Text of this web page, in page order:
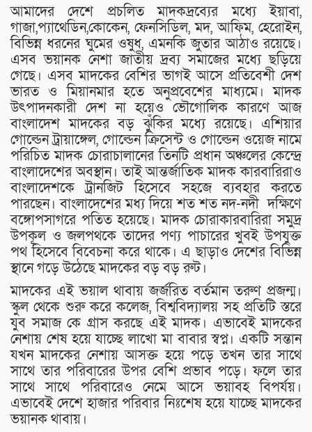
আমাদের দেশে প্রচলিত মাদকদ্রব্যের মধ্যে ইয়াবা,
গাজা,প্যাথেডিন,কোকেন, ফেনসিডিল, মদ, আফিম, হেরোইন,
বিভিন্ন ধরনের ঘুমের ওষুধ, এমনকি জুতার আঠাও রয়েছে।
এসব ভয়ানক নেশা জাতীয় দ্রব্য সমাজের মধ্যে ছড়িয়ে
গেছে। এসব মাদকের বেশির ভাগই আসে প্রতিবেশী দেশ
ভারত ও মিয়ানমার হতে অনুপ্রবেশের মাধ্যমে। মাদক
উৎপাদনকারী দেশ না হয়েও ভৌগোলিক কারণে আজ
বাংলাদেশ মাদকের বড় ঝুঁকির মধ্যে রয়েছে। এশিয়ার
গোল্ডেন ট্রায়াঙ্গেল, গোল্ডেন ক্রিসেন্ট ও গোল্ডেন ওয়েজ নামে
পরিচিত মাদক চোরাচালানের তিনটি প্রধান অঞ্চলের কেন্দ্রে
বাংলাদেশের অবস্থান। তাই আন্তর্জাতিক মাদক কারবারিরাও
বাংলাদেশকে ট্রানজিট হিসেবে সহজে ব্যবহার করতে
পারছেন। বাংলাদেশের মধ্য দিয়ে শত শত নদ-নদী দক্ষিণে
বঙ্গোপসাগরে পতিত হয়েছে। মাদক চোরাকারবারিরা সমুদ্র
উপকূল ও জলপথকে তাদের পণ্য পাচারের খুবই উপযুক্ত
পথ হিসেবে বিবেচনা করে থাকে। এ ছাড়াও দেশের বিভিন্ন
স্থানে গড়ে উঠেছে মাদকের বড় বড় রুট।
মাদকের এই ভয়াল থাবায় জর্জরিত বর্তমান তরুণ প্রজন্ম।
স্কুল থেকে শুরু করে কলেজ, বিশ্ববিদ্যালয় সহ প্রতিটি স্তরে
যুব সমাজ কে গ্রাস করছে এই মাদক। এভাবেই মাদকের
নেশায় শেষ হয়ে যাচ্ছে লাখো মা বাবার স্বপ্ন। একটি সন্তান
যখন মাদকের নেশায় আসক্ত হয়ে পড়ে তখন তার সাথে
সাথে তার পরিবারের উপর বেশি প্রভাব পড়ে। ফলে তার
সাথে সাথে পরিবারেও নেমে আসে ভয়াবহ বিপর্যয়।
এভাবেই দেশে হাজার পরিবার নিঃশেষ হয়ে যাচ্ছে মাদকের
ভয়ানক থাবায়।